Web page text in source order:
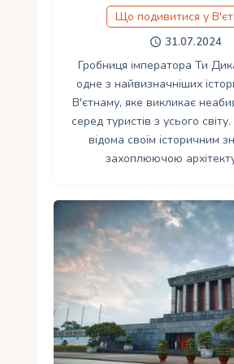
Що подивитися у
31.07.2024
Гробниця імператора Ти
одне з найвизначніших
В'єтнаму, яке викликає
серед туристів з усього
відома своїм історичним
захоплюючою